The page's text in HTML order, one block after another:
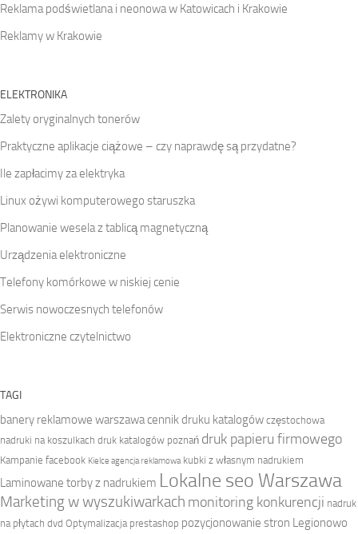
Reklama podświetlana i neonowa w Katowicach i Krakowie
Reklamy w Krakowie
ELEKTRONIKA
Zalety oryginalnych tonerów
Praktyczne aplikacje ciążowe – czy naprawdę są przydatne?
Ile zapłacimy za elektryka
Linux ożywi komputerowego staruszka
Planowanie wesela z tablicą magnetyczną
Urządzenia elektroniczne
Telefony komórkowe w niskiej cenie
Serwis nowoczesnych telefonów
Elektroniczne czytelnictwo
TAGI
banery reklamowe warszawacennik druku katalogów częstochowa
nadruki na koszulkach druk katalogów poznań druk papieru firmowego
Kampanie facebook Kielce agencja reklamowa kubki z własnym nadrukiem
Laminowane torby z nadrukiem Lokalne seo Warszawa
Marketing w wyszukiwarkach monitoring konkurencji nadruk
na płytach dvd Optymalizacja prestashop pozycjonowanie stron Legionowo